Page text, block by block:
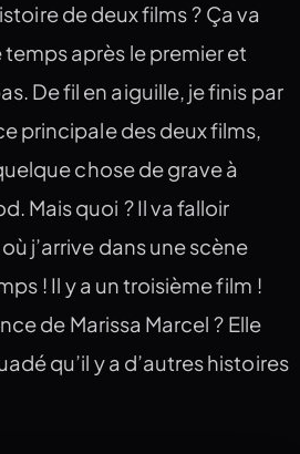
de deux films ? Ça va
après le premier et
De fil en aiguille, je finis par
principale des deux films,
chose de grave à
Mais quoi ? Il va falloir
j’arrive dans une scène
! Il y a un troisième film !
de Marissa Marcel ? Elle
qu’il y a d’autres histoires